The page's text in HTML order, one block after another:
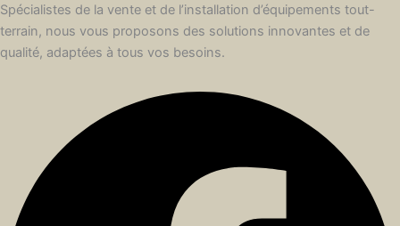
Spécialistes de la vente et de l’installation d’équipements tout-
terrain, nous vous proposons des solutions innovantes et de
qualité, adaptées à tous vos besoins.